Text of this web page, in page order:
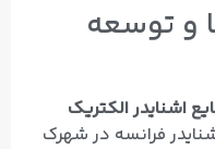
و توسعه
اشنایدر الکتریک
فرانسه در شهرک